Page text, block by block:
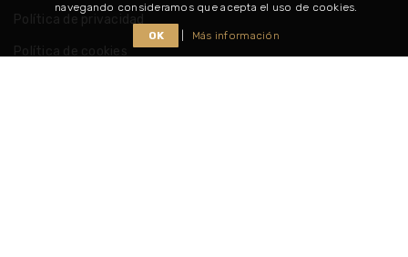
Política de privacidad
Política de cookies
navegando consideramos que acepta el uso de cookies.
OK Más información